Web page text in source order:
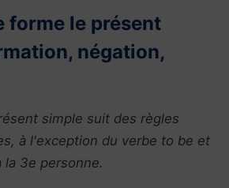
forme le présent
négation,
simple suit des règles
à l'exception du verbe to be et
la 3e personne.